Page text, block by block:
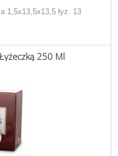
1,5x13,5x13,5 łyż. 13
250 Ml